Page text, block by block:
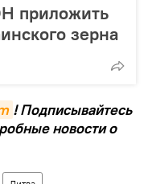
приложить
зерна
! Подписывайтесь
новости о